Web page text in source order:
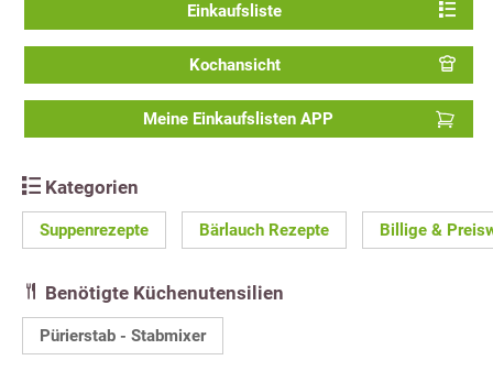
Einkaufsliste
Kochansicht
Meine Einkaufslisten APP
Kategorien
Suppenrezepte Bärlauch Rezepte Billige &
Benötigte Küchenutensilien
Pürierstab - Stabmixer